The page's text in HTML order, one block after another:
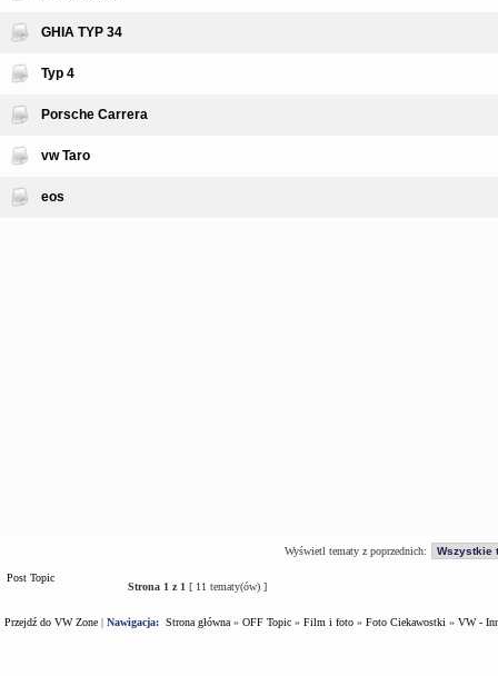
GHIA TYP 34
Typ 4
Porsche Carrera
vw Taro
eos
Wyświetl tematy z poprzednich:
Post Topic
Strona 1 z 1 [ 11 tematy(ów) ]
Przejdź do VW Zone | Nawigacja: Strona główna » OFF Topic » Film i foto » Foto Ciekawostki » VW -